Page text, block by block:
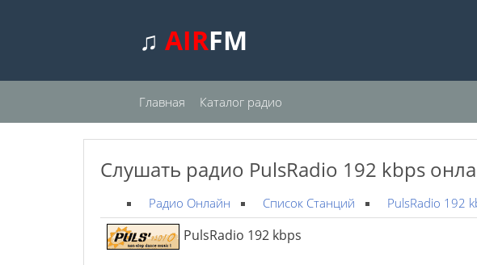
♫ AIRFM
Главная Каталог радио
Слушать радио PulsRadio 192 kbps
Радио Онлайн Список Станций PulsRadio 192
PulsRadio 192 kbps